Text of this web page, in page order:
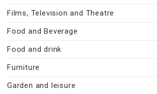
Films, Television and Theatre
Food and Beverage
Food and drink
Furniture
Garden and leisure